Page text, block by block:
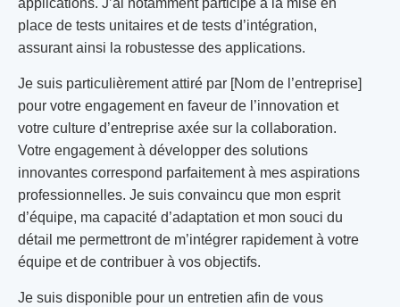
applications. J’ai notamment participé à la mise en
place de tests unitaires et de tests d’intégration,
assurant ainsi la robustesse des applications.
Je suis particulièrement attiré par [Nom de l’entreprise]
pour votre engagement en faveur de l’innovation et
votre culture d’entreprise axée sur la collaboration.
Votre engagement à développer des solutions
innovantes correspond parfaitement à mes aspirations
professionnelles. Je suis convaincu que mon esprit
d’équipe, ma capacité d’adaptation et mon souci du
détail me permettront de m’intégrer rapidement à votre
équipe et de contribuer à vos objectifs.
Je suis disponible pour un entretien afin de vous